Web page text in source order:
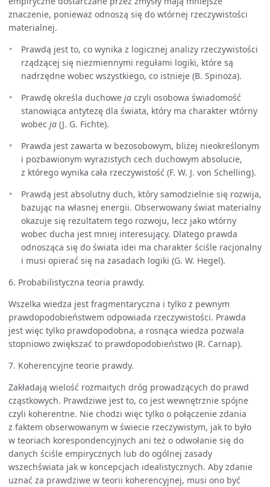
znaczenie, ponieważ odnoszą się do wtórnej rzeczywistości
materialnej.
Prawdą jest to, co wynika z logicznej analizy rzeczywistości
rządzącej się niezmiennymi regułami logiki, które są
nadrzędne wobec wszystkiego, co istnieje (B. Spinoza).
Prawdę określa duchowe ja czyli osobowa świadomość
stanowiąca antytezę dla świata, który ma charakter wtórny
wobec ja (J. G. Fichte).
Prawda jest zawarta w bezosobowym, bliżej nieokreślonym
i pozbawionym wyrazistych cech duchowym absolucie,
z którego wynika cała rzeczywistość (F. W. J. von Schelling).
Prawdą jest absolutny duch, który samodzielnie się rozwija,
bazując na własnej energii. Obserwowany świat materialny
okazuje się rezultatem tego rozwoju, lecz jako wtórny
wobec ducha jest mniej interesujący. Dlatego prawda
odnosząca się do świata idei ma charakter ściśle racjonalny
i musi opierać się na zasadach logiki (G. W. Hegel).
6. Probabilistyczna teoria prawdy.
Wszelka wiedza jest fragmentaryczna i tylko z pewnym
prawdopodobieństwem odpowiada rzeczywistości. Prawda
jest więc tylko prawdopodobna, a rosnąca wiedza pozwala
stopniowo zwiększać to prawdopodobieństwo (R. Carnap).
7. Koherencyjne teorie prawdy.
Zakładają wielość rozmaitych dróg prowadzących do prawd
cząstkowych. Prawdziwe jest to, co jest wewnętrznie spójne
czyli koherentne. Nie chodzi więc tylko o połączenie zdania
z faktem obserwowanym w świecie rzeczywistym, jak to było
w teoriach korespondencyjnych ani też o odwołanie się do
danych ściśle empirycznych lub do ogólnej zasady
wszechświata jak w koncepcjach idealistycznych. Aby zdanie
uznać za prawdziwe w teorii koherencyjnej, musi ono być